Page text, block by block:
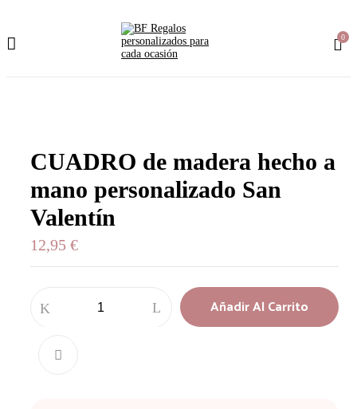
0
CUADRO de madera hecho a
mano personalizado San
Valentín
12,95 €
Añadir Al Carrito